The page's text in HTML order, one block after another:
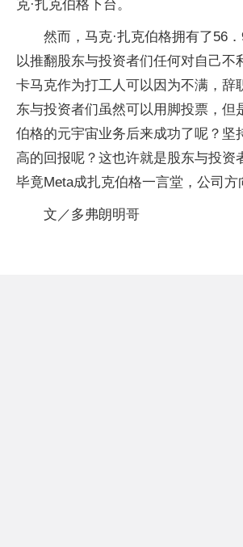
克·扎克伯格下台。
然而，马克·扎克伯格拥有了56
以推翻股东与投资者们任何对自己不
卡马克作为打工人可以因为不满，辞
东与投资者们虽然可以用脚投票，但
伯格的元宇宙业务后来成功了呢？坚
高的回报呢？这也许就是股东与投资
毕竟Meta成扎克伯格一言堂，公司方
文／多弗朗明哥